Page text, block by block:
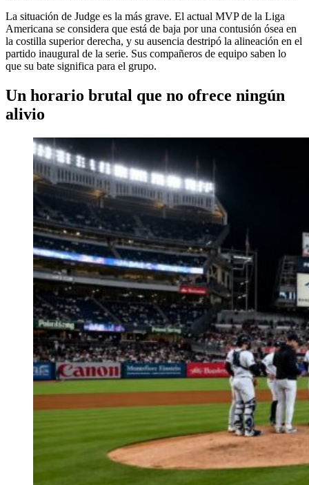
La situación de Judge es la más grave. El actual MVP de la Liga
Americana se considera que está de baja por una contusión ósea en
la costilla superior derecha, y su ausencia destripó la alineación en el
partido inaugural de la serie. Sus compañeros de equipo saben lo
que su bate significa para el grupo.
Un horario brutal que no ofrece ningún
alivio